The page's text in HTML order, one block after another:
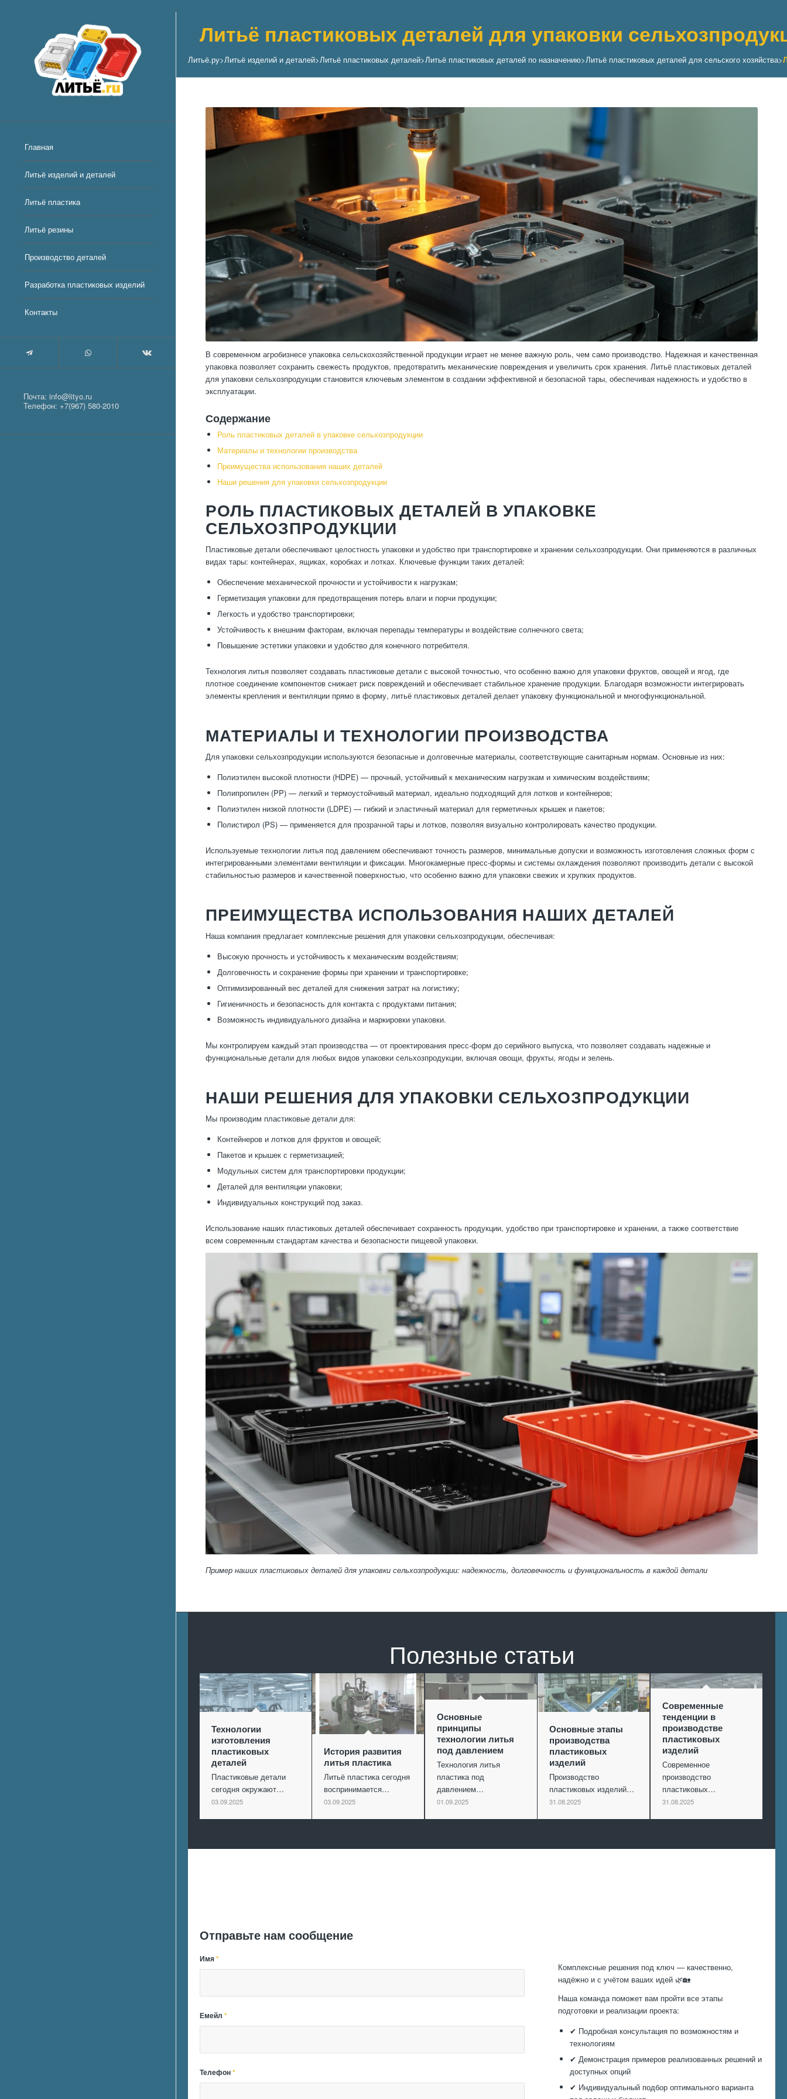
Главная
Литьё изделий и деталей
Литьё пластика
Литьё резины
Производство деталей
Разработка пластиковых изделий
Контакты
Почта: info@lityo.ru
Телефон: +7(967) 580-2010
Литьё пластиковых деталей для упаковки
Литьё.ру>Литьё изделий и деталей>Литьё пластиковых деталей>Литьё пластиковых деталей по назначению>Литьё пластиковых деталей для сельского хозяйства>
В современном агробизнесе упаковка сельскохозяйственной продукции играет не менее важную роль, чем само производство. Надежная и качественная
упаковка позволяет сохранить свежесть продуктов, предотвратить механические повреждения и увеличить срок хранения. Литьё пластиковых деталей
для упаковки сельхозпродукции становится ключевым элементом в создании эффективной и безопасной тары, обеспечивая надежность и удобство в
эксплуатации.
Содержание
Роль пластиковых деталей в упаковке сельхозпродукции
Материалы и технологии производства
Преимущества использования наших деталей
Наши решения для упаковки сельхозпродукции
РОЛЬ ПЛАСТИКОВЫХ ДЕТАЛЕЙ В УПАКОВКЕ
СЕЛЬХОЗПРОДУКЦИИ
Пластиковые детали обеспечивают целостность упаковки и удобство при транспортировке и хранении сельхозпродукции. Они применяются в различных
видах тары: контейнерах, ящиках, коробках и лотках. Ключевые функции таких деталей:
Обеспечение механической прочности и устойчивости к нагрузкам;
Герметизация упаковки для предотвращения потерь влаги и порчи продукции;
Легкость и удобство транспортировки;
Устойчивость к внешним факторам, включая перепады температуры и воздействие солнечного света;
Повышение эстетики упаковки и удобство для конечного потребителя.
Технология литья позволяет создавать пластиковые детали с высокой точностью, что особенно важно для упаковки фруктов, овощей и ягод, где
плотное соединение компонентов снижает риск повреждений и обеспечивает стабильное хранение продукции. Благодаря возможности интегрировать
элементы крепления и вентиляции прямо в форму, литьё пластиковых деталей делает упаковку функциональной и многофункциональной.
МАТЕРИАЛЫ И ТЕХНОЛОГИИ ПРОИЗВОДСТВА
Для упаковки сельхозпродукции используются безопасные и долговечные материалы, соответствующие санитарным нормам. Основные из них:
Полиэтилен высокой плотности (HDPE) — прочный, устойчивый к механическим нагрузкам и химическим воздействиям;
Полипропилен (PP) — легкий и термоустойчивый материал, идеально подходящий для лотков и контейнеров;
Полиэтилен низкой плотности (LDPE) — гибкий и эластичный материал для герметичных крышек и пакетов;
Полистирол (PS) — применяется для прозрачной тары и лотков, позволяя визуально контролировать качество продукции.
Используемые технологии литья под давлением обеспечивают точность размеров, минимальные допуски и возможность изготовления сложных форм с
интегрированными элементами вентиляции и фиксации. Многокамерные пресс-формы и системы охлаждения позволяют производить детали с высокой
стабильностью размеров и качественной поверхностью, что особенно важно для упаковки свежих и хрупких продуктов.
ПРЕИМУЩЕСТВА ИСПОЛЬЗОВАНИЯ НАШИХ ДЕТАЛЕЙ
Наша компания предлагает комплексные решения для упаковки сельхозпродукции, обеспечивая:
Высокую прочность и устойчивость к механическим воздействиям;
Долговечность и сохранение формы при хранении и транспортировке;
Оптимизированный вес деталей для снижения затрат на логистику;
Гигиеничность и безопасность для контакта с продуктами питания;
Возможность индивидуального дизайна и маркировки упаковки.
Мы контролируем каждый этап производства — от проектирования пресс-форм до серийного выпуска, что позволяет создавать надежные и
функциональные детали для любых видов упаковки сельхозпродукции, включая овощи, фрукты, ягоды и зелень.
НАШИ РЕШЕНИЯ ДЛЯ УПАКОВКИ СЕЛЬХОЗПРОДУКЦИИ
Мы производим пластиковые детали для:
Контейнеров и лотков для фруктов и овощей;
Пакетов и крышек с герметизацией;
Модульных систем для транспортировки продукции;
Деталей для вентиляции упаковки;
Индивидуальных конструкций под заказ.
Использование наших пластиковых деталей обеспечивает сохранность продукции, удобство при транспортировке и хранении, а также соответствие
всем современным стандартам качества и безопасности пищевой упаковки.
Пример наших пластиковых деталей для упаковки сельхозпродукции: надежность, долговечность и функциональность в каждой детали
Полезные статьи
Технологии
изготовления
пластиковых
деталей
Пластиковые детали
сегодня окружают…
03.09.2025
История развития
литья пластика
Литьё пластика сегодня
воспринимается…
03.09.2025
Основные
принципы
технологии литья
под давлением
Технология литья
пластика под
давлением…
01.09.2025
Основные этапы
производства
пластиковых
изделий
Производство
пластиковых изделий…
31.08.2025
Современные
тенденции в
производстве
пластиковых
изделий
Современное
производство
пластиковых…
31.08.2025
Отправьте нам сообщение
Имя*
Емейл *
Телефон*
Комплексные решения под ключ — качественно,
надёжно и с учётом ваших идей 🌿🏡
Наша команда поможет вам пройти все этапы
подготовки и реализации проекта:
✔ Подробная консультация по возможностям и
технологиям
✔ Демонстрация примеров реализованных решений и
доступных опций
✔ Индивидуальный подбор оптимального варианта